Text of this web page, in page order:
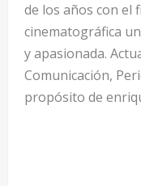
de los años con el
cinematográfica
y apasionada.
Comunicación,
propósito de